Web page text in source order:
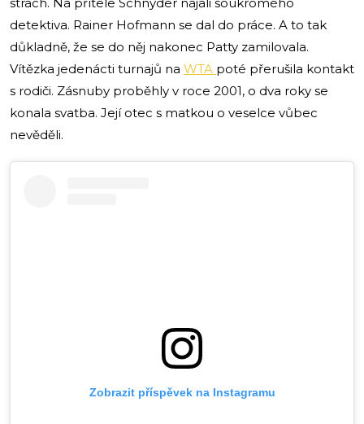
detektiva. Rainer Hofmann se dal do práce. A to tak
důkladně, že se do něj nakonec Patty zamilovala.
Vítězka jedenácti turnajů na WTA poté přerušila kontakt
s rodiči. Zásnuby proběhly v roce 2001, o dva roky se
konala svatba. Její otec s matkou o veselce vůbec
nevěděli.
Zobrazit příspěvek na Instagramu